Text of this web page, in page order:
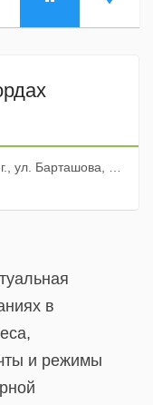
26, оф. 19
в
и режимы